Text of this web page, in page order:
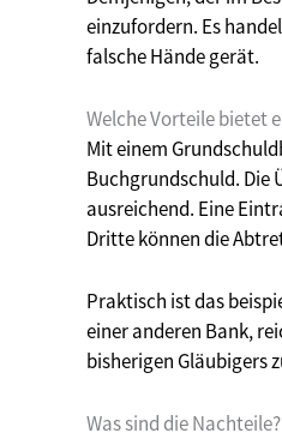
einzufordern. Es
falsche Hände gerät.
Welche Vorteile bietet
Mit einem
Buchgrundschuld. Die
ausreichend. Eine
Dritte können die
Praktisch ist das
einer anderen Bank,
bisherigen Gläubigers
Was sind die Nachteile?